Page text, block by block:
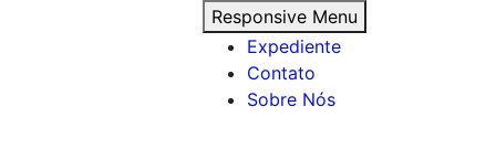
Responsive Menu
Expediente
Contato
Sobre Nós